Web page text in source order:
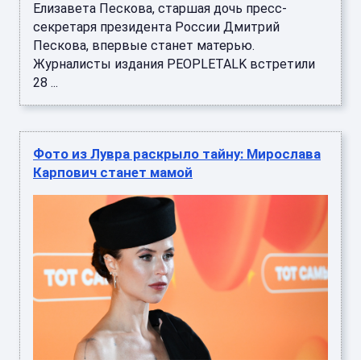
Елизавета Пескова, старшая дочь пресс-
секретаря президента России Дмитрий
Пескова, впервые станет матерью.
Журналисты издания PEOPLETALK встретили
28 ...
Фото из Лувра раскрыло тайну: Мирослава
Карпович станет мамой